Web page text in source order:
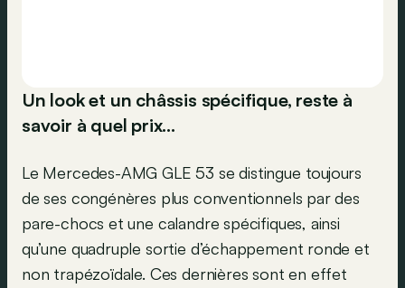
Un look et un châssis spécifique, reste à
savoir à quel prix…
Le Mercedes-AMG GLE 53 se distingue toujours
de ses congénères plus conventionnels par des
pare-chocs et une calandre spécifiques, ainsi
qu’une quadruple sortie d’échappement ronde et
non trapézoïdale. Ces dernières sont en effet